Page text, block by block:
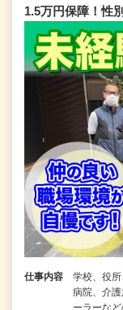
1.5万円保障！性
仕事内容
学校、役所
病院、介